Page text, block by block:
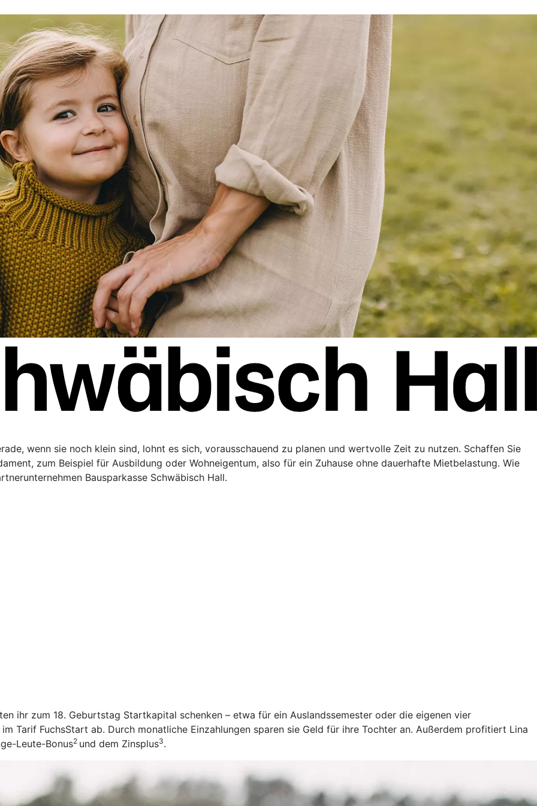
wenn sie noch klein sind, lohnt es sich, vorausschauend zu planen und wertvolle Zeit zu nutzen. Schaffen Sie
zum Beispiel für Ausbildung oder Wohneigentum, also für ein Zuhause ohne dauerhafte Mietbelastung. Wie
Bausparkasse Schwäbisch Hall.
ihr zum 18. Geburtstag Startkapital schenken – etwa für ein Auslandssemester oder die eigenen vier
Tarif FuchsStart ab. Durch monatliche Einzahlungen sparen sie Geld für ihre Tochter an. Außerdem profitiert Lina
Leute-Bonus2 und dem Zinsplus3.